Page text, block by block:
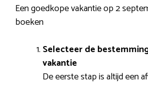
Een goedkope vakantie op 2
boeken
Selecteer de
vakantie
De eerste stap is altijd een